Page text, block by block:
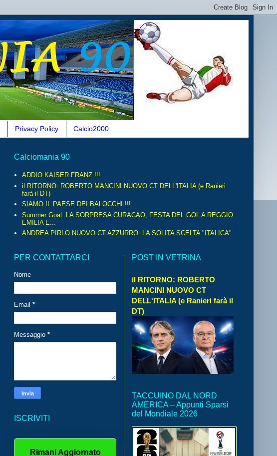
Privacy Policy Calcio2000
Calciomania 90
ADDIO KAISER FRANZ !!!
il RITORNO: ROBERTO MANCINI NUOVO CT DELL'ITALIA (e Ranieri
farà il DT)
SIAMO IL PAESE DEI BALOCCHI !!!
Summer Goal. LA SORPRESA CURACAO, FESTA DEL GOL A REGGIO
EMILIA E...
ANDREA PIRLO NUOVO CT AZZURRO. LA SOLITA SCELTA "ITALICA"
PER CONTATTARCI
Nome
Email *
Messaggio *
ISCRIVITI
Rimani Aggiornato
POST IN VETRINA
il RITORNO: ROBERTO
MANCINI NUOVO CT
DELL'ITALIA (e Ranieri farà il
DT)
TACCUINO DAL NORD
AMERICA – Appunti Sparsi
del Mondiale 2026